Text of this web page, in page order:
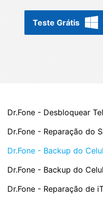
Reparar Celular
Teste Grátis
Dr.Fone - Desbloquear
Dr.Fone - Reparação do
Dr.Fone - Backup do
Dr.Fone - Backup do
Dr.Fone - Reparação de